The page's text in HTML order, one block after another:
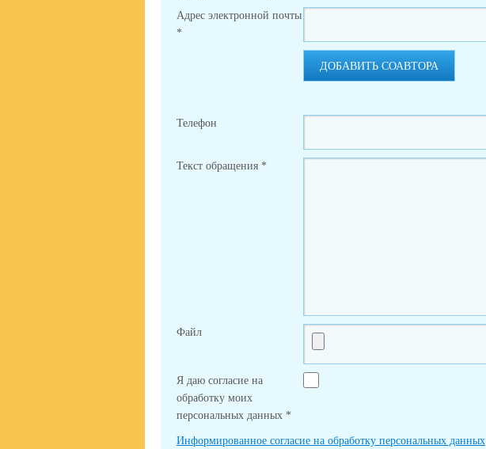
Адрес электронной почты
*
ДОБАВИТЬ СОАВТОРА
Телефон
Текст обращения *
Файл
Я даю согласие на
обработку моих
персональных данных *
Информированное согласие на обработку персональных данных